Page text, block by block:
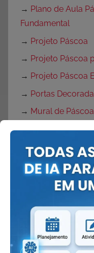
→ Plano de Aula
Fundamental
→ Projeto Páscoa
→ Projeto Páscoa
→ Projeto Páscoa
→ Portas
→ Mural de
→Painel de Páscoa
→Cartaz de
→Decoração de
Volta às
→ O que fazer no
Dicas Volta às
→Texto para o